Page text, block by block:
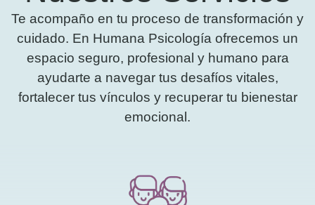
Te acompaño en tu proceso de transformación y
cuidado. En Humana Psicología ofrecemos un
espacio seguro, profesional y humano para
ayudarte a navegar tus desafíos vitales,
fortalecer tus vínculos y recuperar tu bienestar
emocional.